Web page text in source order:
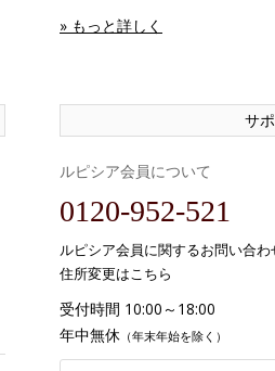
» もっと詳しく
サ
ルピシア会員について
0120-952-521
ルピシア会員に関するお問い合わ
住所変更はこちら
受付時間 10:00～18:00
年中無休 （年末年始を除く）